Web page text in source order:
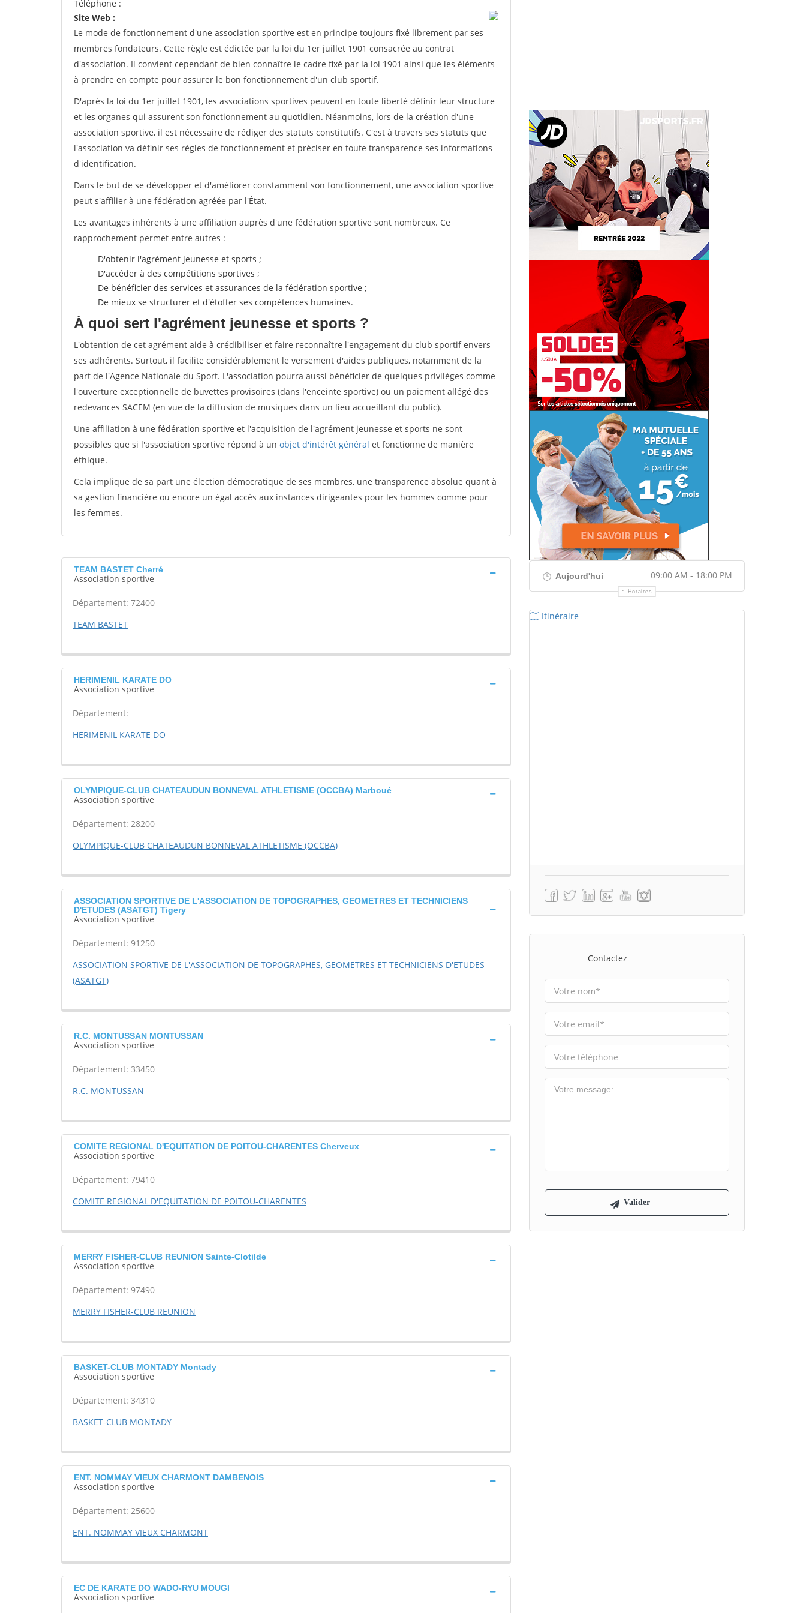
Téléphone :
Site Web :
Le mode de fonctionnement d'une association sportive est en principe toujours fixé librement par ses
membres fondateurs. Cette règle est édictée par la loi du 1er juillet 1901 consacrée au contrat
d'association. Il convient cependant de bien connaître le cadre fixé par la loi 1901 ainsi que les éléments
à prendre en compte pour assurer le bon fonctionnement d'un club sportif.
D'après la loi du 1er juillet 1901, les associations sportives peuvent en toute liberté définir leur structure
et les organes qui assurent son fonctionnement au quotidien. Néanmoins, lors de la création d'une
association sportive, il est nécessaire de rédiger des statuts constitutifs. C'est à travers ses statuts que
l'association va définir ses règles de fonctionnement et préciser en toute transparence ses informations
d'identification.
Dans le but de se développer et d'améliorer constamment son fonctionnement, une association sportive
peut s'affilier à une fédération agréée par l'État.
Les avantages inhérents à une affiliation auprès d'une fédération sportive sont nombreux. Ce
rapprochement permet entre autres :
D'obtenir l'agrément jeunesse et sports ;
D'accéder à des compétitions sportives ;
De bénéficier des services et assurances de la fédération sportive ;
De mieux se structurer et d'étoffer ses compétences humaines.
À quoi sert l'agrément jeunesse et sports ?
L'obtention de cet agrément aide à crédibiliser et faire reconnaître l'engagement du club sportif envers
ses adhérents. Surtout, il facilite considérablement le versement d'aides publiques, notamment de la
part de l'Agence Nationale du Sport. L'association pourra aussi bénéficier de quelques privilèges comme
l'ouverture exceptionnelle de buvettes provisoires (dans l'enceinte sportive) ou un paiement allégé des
redevances SACEM (en vue de la diffusion de musiques dans un lieu accueillant du public).
Une affiliation à une fédération sportive et l'acquisition de l'agrément jeunesse et sports ne sont
possibles que si l'association sportive répond à un objet d'intérêt général et fonctionne de manière
éthique.
Cela implique de sa part une élection démocratique de ses membres, une transparence absolue quant à
sa gestion financière ou encore un égal accès aux instances dirigeantes pour les hommes comme pour
les femmes.
TEAM BASTET Cherré
Association sportive
Département: 72400
TEAM BASTET
HERIMENIL KARATE DO
Association sportive
Département:
HERIMENIL KARATE DO
OLYMPIQUE-CLUB CHATEAUDUN BONNEVAL ATHLETISME (OCCBA) Marboué
Association sportive
Département: 28200
OLYMPIQUE-CLUB CHATEAUDUN BONNEVAL ATHLETISME (OCCBA)
ASSOCIATION SPORTIVE DE L'ASSOCIATION DE TOPOGRAPHES, GEOMETRES ET TECHNICIENS
D'ETUDES (ASATGT) Tigery
Association sportive
Département: 91250
ASSOCIATION SPORTIVE DE L'ASSOCIATION DE TOPOGRAPHES, GEOMETRES ET TECHNICIENS D'ETUDES
(ASATGT)
R.C. MONTUSSAN MONTUSSAN
Association sportive
Département: 33450
R.C. MONTUSSAN
COMITE REGIONAL D'EQUITATION DE POITOU-CHARENTES Cherveux
Association sportive
Département: 79410
COMITE REGIONAL D'EQUITATION DE POITOU-CHARENTES
MERRY FISHER-CLUB REUNION Sainte-Clotilde
Association sportive
Département: 97490
MERRY FISHER-CLUB REUNION
BASKET-CLUB MONTADY Montady
Association sportive
Département: 34310
BASKET-CLUB MONTADY
ENT. NOMMAY VIEUX CHARMONT DAMBENOIS
Association sportive
Département: 25600
ENT. NOMMAY VIEUX CHARMONT
EC DE KARATE DO WADO-RYU MOUGI
Association sportive
Aujourd'hui 09:00 AM - 18:00 PM
Horaires
Itinéraire
Contactez